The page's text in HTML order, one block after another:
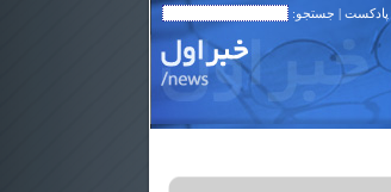
پادکست | جستجو: